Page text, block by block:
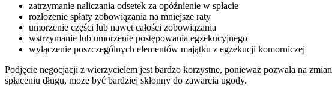
zatrzymanie naliczania odsetek za opóźnienie w spłacie
rozłożenie spłaty zobowiązania na mniejsze raty
umorzenie części lub nawet całości zobowiązania
wstrzymanie lub umorzenie postępowania egzekucyjnego
wyłączenie poszczególnych elementów majątku z egzekucji komorniczej
Podjęcie negocjacji z wierzycielem jest bardzo korzystne, ponieważ pozwala na
spłaceniu długu, może być bardziej skłonny do zawarcia ugody.